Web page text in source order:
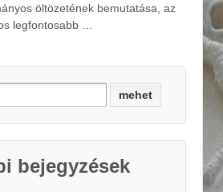
öltözetének bemutatása, az
legfontosabb …
bejegyzések